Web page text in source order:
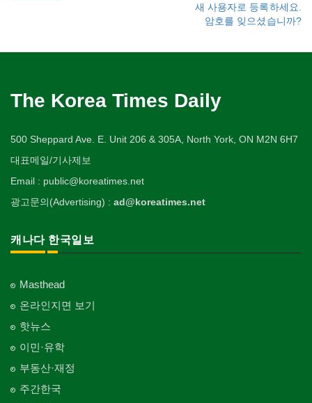
새 사용자로 등록하세요.
암호를 잊으셨습니까?
The Korea Times Daily
500 Sheppard Ave. E. Unit 206 & 305A, North York, ON M2N 6H7
대표메일/기사제보
Email : public@koreatimes.net
광고문의(Advertising) : ad@koreatimes.net
캐나다 한국일보
Masthead
온라인지면 보기
핫뉴스
이민·유학
부동산·재정
주간한국